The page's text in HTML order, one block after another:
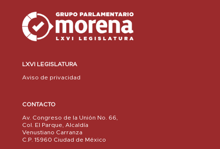
LXVI LEGISLATURA
Aviso de privacidad
CONTACTO
Av. Congreso de la Unión No. 66,
Col. El Parque, Alcaldía
Venustiano Carranza
C.P. 15960 Ciudad de México